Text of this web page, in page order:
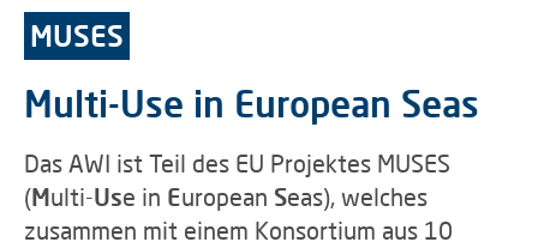
MUSES
Multi-Use in European Seas
Das AWI ist Teil des EU Projektes MUSES
(Multi-Use in European Seas), welches
zusammen mit einem Konsortium aus 10